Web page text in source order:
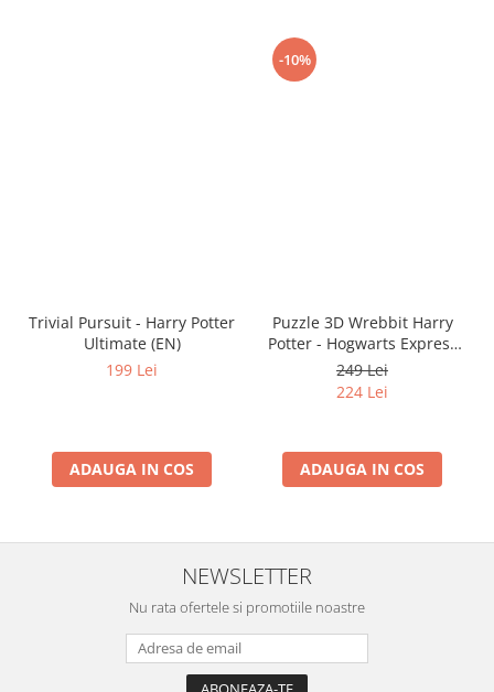
Trivial Pursuit - Harry Potter
Ultimate (EN)
199 Lei
ADAUGA IN COS
-10%
Puzzle 3D Wrebbit Harry
Potter - Hogwarts Express
(460 piese)
249 Lei
224 Lei
ADAUGA IN COS
NEWSLETTER
Nu rata ofertele si promotiile noastre